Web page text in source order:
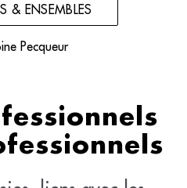
& ENSEMBLES
Pecqueur